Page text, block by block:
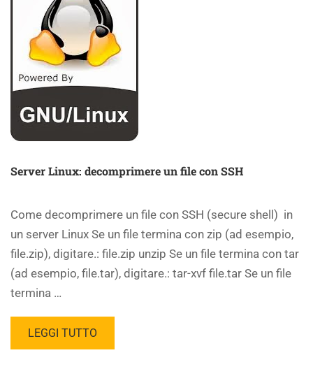
Server Linux: decomprimere un file con SSH
Come decomprimere un file con SSH (secure shell) in
un server Linux Se un file termina con zip (ad esempio,
file.zip), digitare.: file.zip unzip Se un file termina con tar
(ad esempio, file.tar), digitare.: tar-xvf file.tar Se un file
termina …
LEGGI TUTTO